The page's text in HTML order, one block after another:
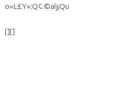
o«L£Y«:Q¢.©alj¡Qu
[][]